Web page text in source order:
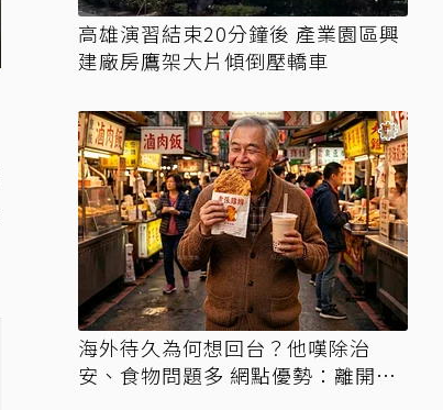
高雄演習結束20分鐘後 產業園區興
建廠房鷹架大片傾倒壓轎車
海外待久為何想回台？他嘆除治
安、食物問題多 網點優勢：離開才